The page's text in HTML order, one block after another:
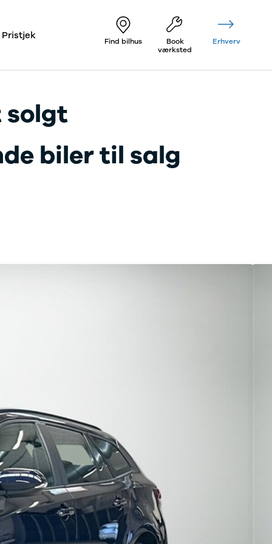
Pristjek Find bilhus
Book
værksted
Erhverv
solgt
biler til salg